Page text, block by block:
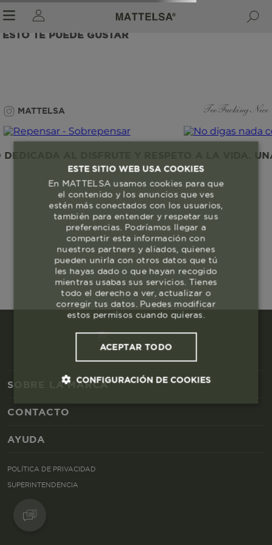
ESTO TE PUEDE GUSTAR
MATTELSA Too Fucking Nice
AL DISFRUTE Y RESPETO A LA VIDA.
SOBRE LA MARCA
CONTACTO
AYUDA
POLÍTICA DE PRIVACIDAD
SUPERINTENDENCIA
ESTE SITIO WEB USA COOKIES
En MATTELSA usamos cookies para que
el contenido y los anuncios que ves
estén más conectados con los usuarios,
también para entender y respetar sus
preferencias. Podríamos llegar a
compartir esta información con
nuestros partners y aliados, quienes
pueden unirla con otros datos que tú
les hayas dado o que hayan recogido
mientras usabas sus servicios. Tienes
todo el derecho a ver, actualizar o
corregir tus datos. Puedes modificar
estos permisos cuando quieras.
ACEPTAR TODO
CONFIGURACIÓN DE COOKIES